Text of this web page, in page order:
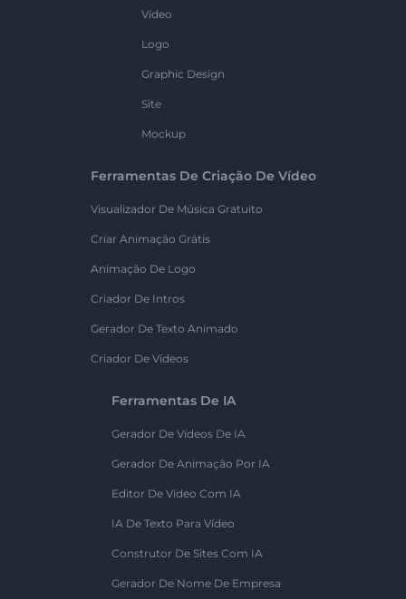
Vídeo
Logo
Graphic Design
Site
Mockup
Ferramentas De Criação De Vídeo
Visualizador De Música Gratuito
Criar Animação Grátis
Animação De Logo
Criador De Intros
Gerador De Texto Animado
Criador De Vídeos
Ferramentas De IA
Gerador De Vídeos De IA
Gerador De Animação Por IA
Editor De Vídeo Com IA
IA De Texto Para Vídeo
Construtor De Sites Com IA
Gerador De Nome De Empresa